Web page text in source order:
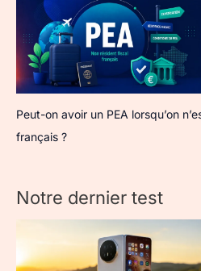
Peut-on avoir un PEA lorsqu’on
français ?
Notre dernier test